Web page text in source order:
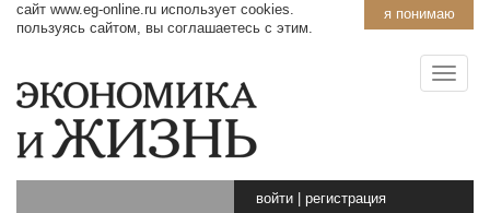
я понимаю
сайт www.eg-online.ru использует cookies.
пользуясь сайтом, вы соглашаетесь с этим.
войти регистрация